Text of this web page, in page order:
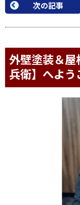
次の記事
外壁塗装＆
兵衛】へよう